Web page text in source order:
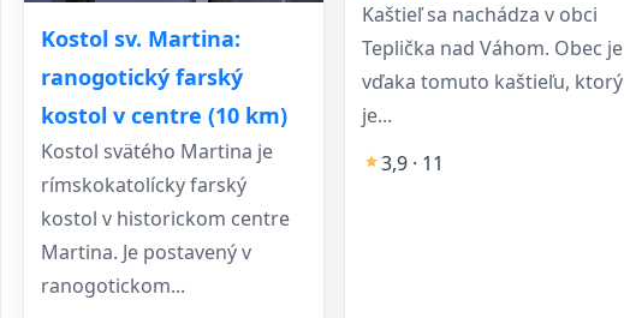
Kostol sv. Martina:
ranogotický farský
kostol v centre (10 km)
Kostol svätého Martina je
rímskokatolícky farský
kostol v historickom centre
Martina. Je postavený v
ranogotickom...
Kaštieľ sa nachádza v obci
Teplička nad Váhom. Obec je
vďaka tomuto kaštieľu, ktorý
je...
3,9 · 11